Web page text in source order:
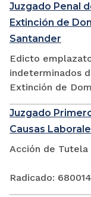
Juzgado Penal
Extinción de
Santander
Edicto
indeterminados
Extinción de
Juzgado
Causas
Acción de Tutela
Radicado: